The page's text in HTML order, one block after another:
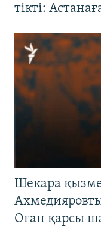
тікті:
Шекара
Оған қарсы